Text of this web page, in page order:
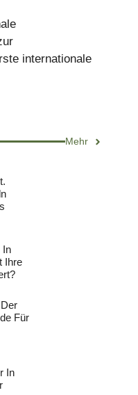
internationale
Mehr
In
Ihre
Für
In